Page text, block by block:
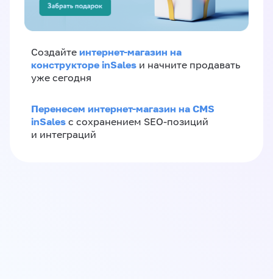
Создайте интернет-магазин на
конструкторе inSales и начните продавать
уже сегодня
Перенесем интернет-магазин на CMS
inSales с сохранением SEO-позиций
и интеграций